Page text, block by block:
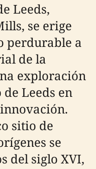
Leeds,
se erige
perdurable a
de la
exploración
Leeds en
sitio de
se
del siglo XVI,